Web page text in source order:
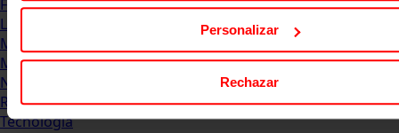
Personalizar
Rechazar
Formación & Estudios
Luxury
Management
Marketing & Comunicación
Negocios
Recursos Humanos
Tecnología